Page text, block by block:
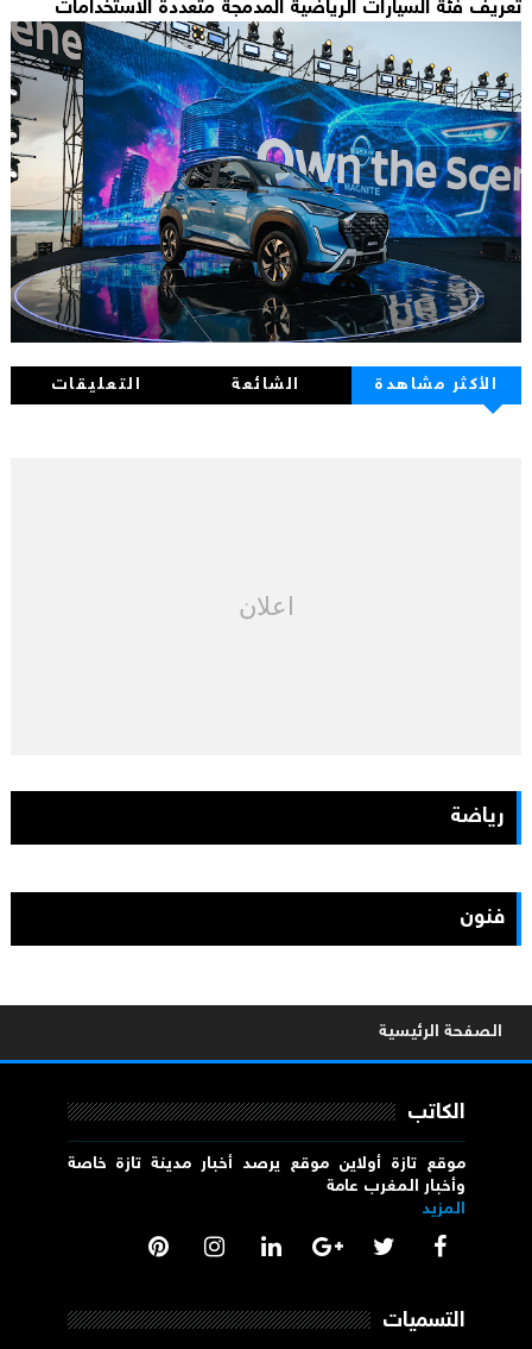
تعريف فئة السيارات الرياضية المدمجة متعددة الاستخدامات
الأكثر مشاهدة الشائعة التعليقات
اعلان
رياضة
فنون
الصفحة الرئيسية
الكاتب
موقع تازة أولاين موقع يرصد أخبار مدينة تازة خاصة
وأخبار المغرب عامة
المزيد
التسميات